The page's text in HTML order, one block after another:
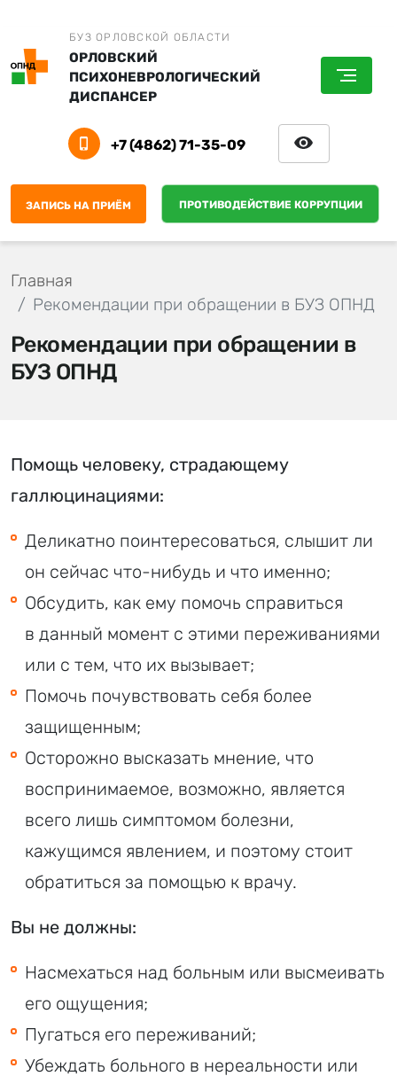
БУЗ ОРЛОВСКОЙ ОБЛАСТИ
ОРЛОВСКИЙ
ПСИХОНЕВРОЛОГИЧЕСКИЙ
ДИСПАНСЕР
+7 (4862) 71-35-09
ЗАПИСЬ НА ПРИЁМ ПРОТИВОДЕЙСТВИЕ КОРРУПЦИИ
Главная
Рекомендации при обращении в БУЗ ОПНД
Рекомендации при обращении в
БУЗ ОПНД
Помощь человеку, страдающему
галлюцинациями:
Деликатно поинтересоваться, слышит ли
он сейчас что-нибудь и что именно;
Обсудить, как ему помочь справиться
в данный момент с этими переживаниями
или с тем, что их вызывает;
Помочь почувствовать себя более
защищенным;
Осторожно высказать мнение, что
воспринимаемое, возможно, является
всего лишь симптомом болезни,
кажущимся явлением, и поэтому стоит
обратиться за помощью к врачу.
Вы не должны:
Насмехаться над больным или высмеивать
его ощущения;
Пугаться его переживаний;
Убеждать больного в нереальности или